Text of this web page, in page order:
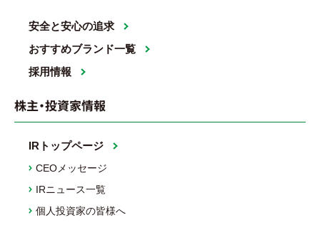
安全と安心の追求
おすすめブランド一覧
採用情報
株主・投資家情報
IRトップページ
CEOメッセージ
IRニュース一覧
個人投資家の皆様へ